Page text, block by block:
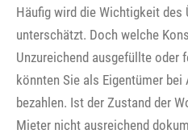
Häufig wird die Wichtigkeit des
unterschätzt. Doch welche
Unzureichend ausgefüllte oder
könnten Sie als Eigentümer
bezahlen. Ist der Zustand der
Mieter nicht ausreichend